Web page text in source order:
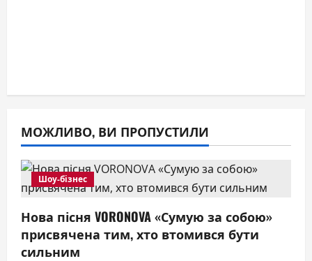
МОЖЛИВО, ВИ ПРОПУСТИЛИ
Шоу-бізнес
Нова пісня VORONOVA «Сумую за собою»
присвячена тим, хто втомився бути
сильним